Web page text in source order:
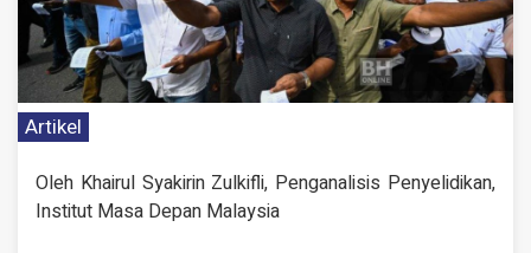
Artikel
Oleh Khairul Syakirin Zulkifli, Penganalisis Penyelidikan,
Institut Masa Depan Malaysia